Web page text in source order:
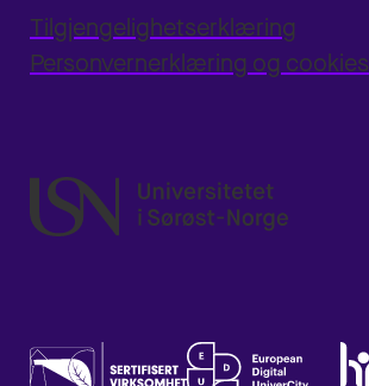
Tilgjengelighetserklæring
Personvernerklæring og cookies